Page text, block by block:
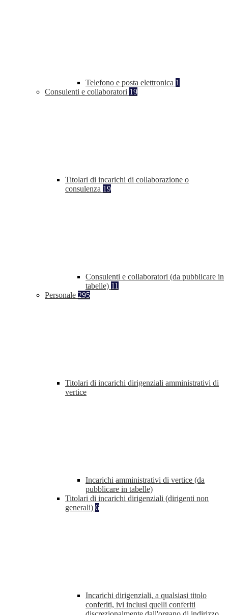
Telefono e posta elettronica 1
Consulenti e collaboratori 19
Titolari di incarichi di collaborazione o
consulenza 19
Consulenti e collaboratori (da pubblicare in
tabelle) 11
Personale 295
Titolari di incarichi dirigenziali amministrativi di
vertice
Incarichi amministrativi di vertice (da
pubblicare in tabelle)
Titolari di incarichi dirigenziali (dirigenti non
generali) 6
Incarichi dirigenziali, a qualsiasi titolo
conferiti, ivi inclusi quelli conferiti